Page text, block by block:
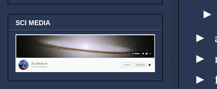
►
►
►
SCI MEDIA